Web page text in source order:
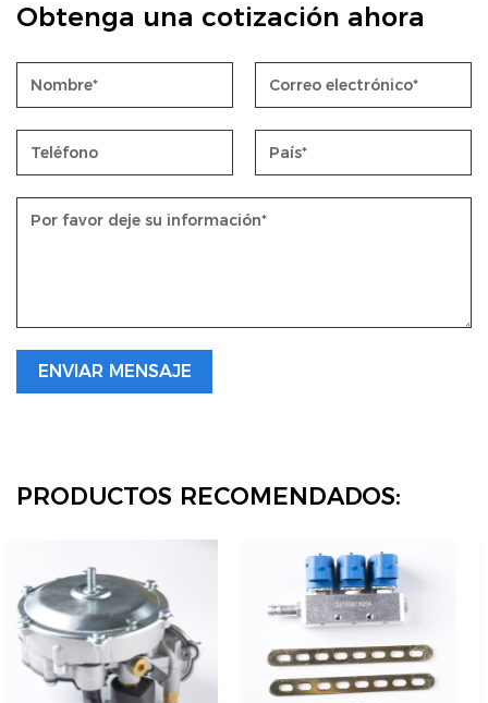
Obtenga una cotización ahora
PRODUCTOS RECOMENDADOS: